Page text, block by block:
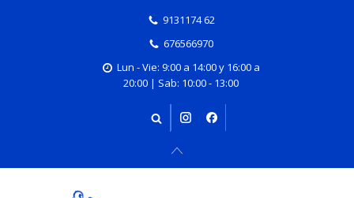
9131174 62
676566970
Lun - Vie: 9:00 a 14:00 y 16:00 a
20:00 | Sab: 10:00 - 13:00